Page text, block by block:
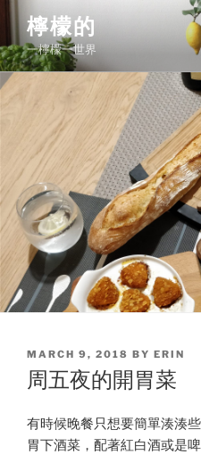
content
檸檬的
一檸檬一世界
POSTED
ON
MARCH 9, 2018 BY ERIN
周五夜的開胃菜
有時候晚餐只想要簡單湊湊
胃下酒菜，配著紅白酒或是